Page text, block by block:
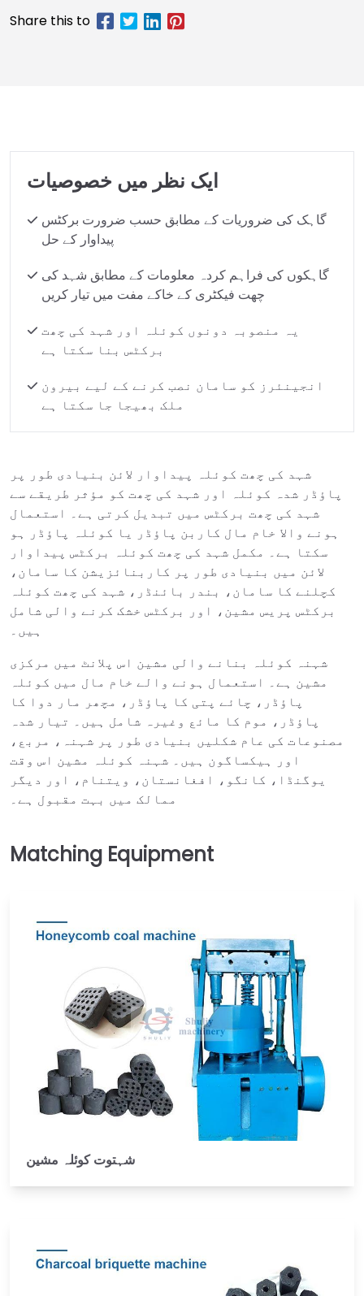
ایک نظر میں خصوصیات
گاہک کی ضروریات کے مطابق حسب ضرورت برکٹس
پیداوار کے حل
گاہکوں کی فراہم کردہ معلومات کے مطابق شہد کی
چھت فیکٹری کے خاکے مفت میں تیار کریں
یہ منصوبہ دونوں کوئلہ اور شہد کی چھت
برکٹس بنا سکتا ہے
انجینئرز کو سامان نصب کرنے کے لیے بیرون
ملک بھیجا جا سکتا ہے
شہد کی چھت کوئلہ پیداوار لائن بنیادی طور پر
پاؤڈر شدہ کوئلہ اور شہد کی چھت کو مؤثر طریقے سے
شہد کی چھت برکٹس میں تبدیل کرتی ہے۔ استعمال
ہونے والا خام مال کاربن پاؤڈر یا کوئلہ پاؤڈر ہو
سکتا ہے۔ مکمل شہد کی چھت کوئلہ برکٹس پیداوار
لائن میں بنیادی طور پر کاربنائزیشن کا سامان،
کچلنے کا سامان، بندر بائنڈر، شہد کی چھت کوئلہ
برکٹس پریس مشین، اور برکٹس خشک کرنے والی شامل
ہیں۔
شہنہ کوئلہ بنانے والی مشین اس پلانٹ میں مرکزی
مشین ہے۔ استعمال ہونے والے خام مال میں کوئلہ
پاؤڈر، چائے پتی کا پاؤڈر، مچھر مار دوا کا
پاؤڈر، موم کا مائع وغیرہ شامل ہیں۔ تیار شدہ
مصنوعات کی عام شکلیں بنیادی طور پر شہنہ، مربع،
اور ہیکساگون ہیں۔ شہنہ کوئلہ مشین اس وقت
یوگنڈا، کانگو، افغانستان، ویتنام، اور دیگر
ممالک میں بہت مقبول ہے۔
شہتوت کوئلہ مشین